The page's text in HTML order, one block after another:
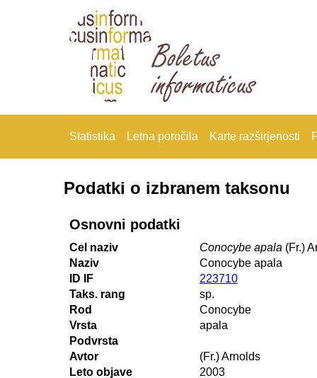
Statistika Letna poročila Karte razširjenosti
Podatki o izbranem taksonu
Osnovni podatki
Cel naziv Conocybe apala (Fr.)
Naziv
Conocybe apala
ID IF
223710
Taks. rang
sp.
Rod
Conocybe
Vrsta
apala
Podvrsta
Avtor
(Fr.) Arnolds
Leto objave
2003